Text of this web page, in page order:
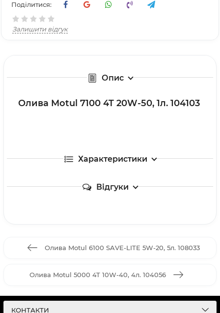
Поділитися:
Залишити відгук
Опис
Олива Motul 7100 4T 20W-50, 1л. 104103
Характеристики
Відгуки
Олива Motul 6100 SAVE-LITE 5W-20, 5л. 108033
Олива Motul 5000 4T 10W-40, 4л. 104056
КОНТАКТИ